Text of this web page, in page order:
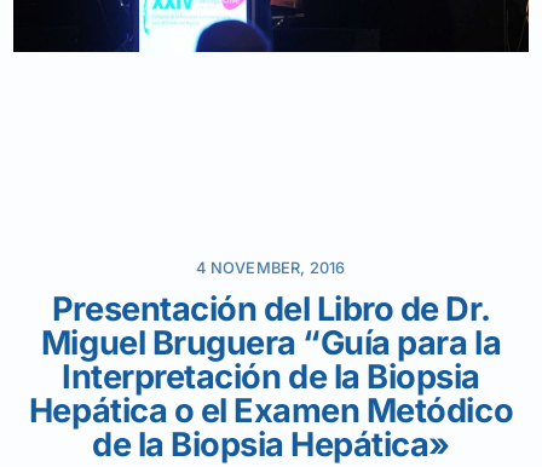
4 NOVEMBER, 2016
Presentación del Libro de Dr.
Miguel Bruguera “Guía para la
Interpretación de la Biopsia
Hepática o el Examen Metódico
de la Biopsia Hepática»